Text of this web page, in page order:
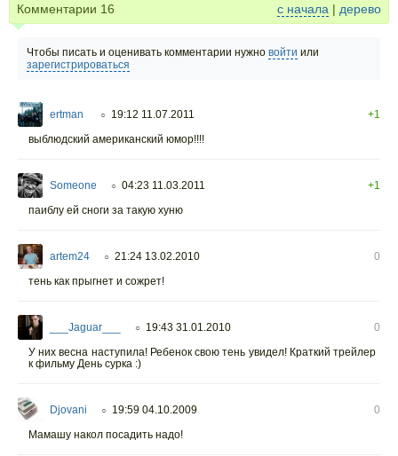
Комментарии 16 с начала | дерево
Чтобы писать и оценивать комментарии нужно войти или
зарегистрироваться
ertman ○ 19:12 11.07.2011
+1
выблюдский американский юмор!!!!
Someone ○ 04:23 11.03.2011
+1
паиблу ей сноги за такую хуню
artem24 ○ 21:24 13.02.2010
0
тень как прыгнет и сожрет!
___Jaguar___ ○ 19:43 31.01.2010
0
У них весна наступила! Ребенок свою тень увидел! Краткий трейлер
к фильму День сурка :)
Djovani ○ 19:59 04.10.2009
0
Мамашу накол посадить надо!